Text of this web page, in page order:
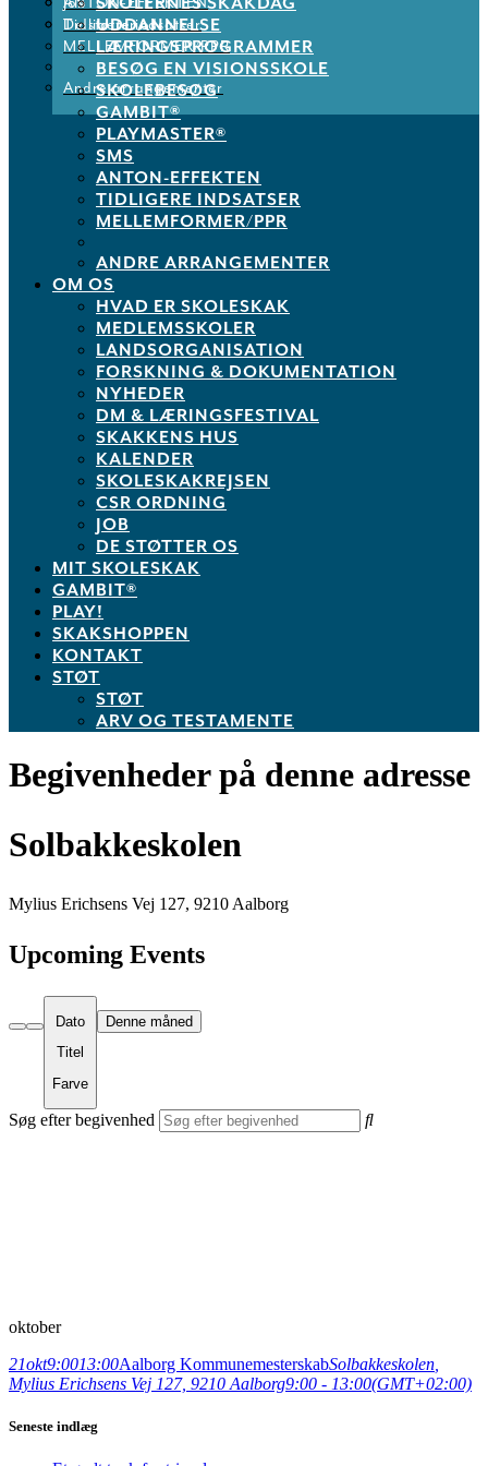
Tidligere indsatser
MELLEMFORMER/PPR
Andre arrangementer
De støtter os
UDDANNELSE
LÆRINGSPROGRAMMER
BESØG EN VISIONSSKOLE
SKOLEBESØG
GAMBIT®
PLAYMASTER®
SMS
ANTON-EFFEKTEN
TIDLIGERE INDSATSER
MELLEMFORMER/PPR
ANDRE ARRANGEMENTER
OM OS
HVAD ER SKOLESKAK
MEDLEMSSKOLER
LANDSORGANISATION
FORSKNING & DOKUMENTATION
NYHEDER
DM & LÆRINGSFESTIVAL
SKAKKENS HUS
KALENDER
SKOLESKAKREJSEN
CSR ORDNING
JOB
DE STØTTER OS
MIT SKOLESKAK
GAMBIT®
PLAY!
SKAKSHOPPEN
KONTAKT
STØT
STØT
ARV OG TESTAMENTE
Begivenheder på denne adresse
Solbakkeskolen
Mylius Erichsens Vej 127, 9210 Aalborg
Upcoming Events
Dato
Titel
Farve
Denne måned
Søg efter begivenhed
oktober
21okt9:0013:00Aalborg KommunemesterskabSolbakkeskolen
Mylius Erichsens Vej 127, 9210 Aalborg9:00 - 13:00(GMT+02:00)
Seneste indlæg